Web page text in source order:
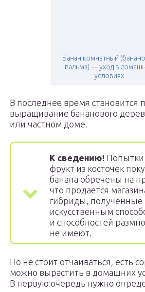
Банан комнатный
пальма) — уход в
условиях
В последнее время становится
выращивание бананового
или частном доме.
К сведению! Попытки
фрукт из косточек
банана обречены на
что продается
гибриды, полученные
искусственным
и способностей
не имеют.
Но не стоит отчаиваться, есть
можно вырастить в домашних
В первую очередь нужно